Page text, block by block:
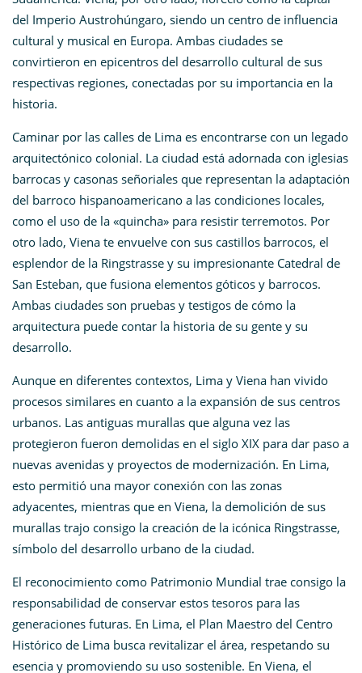
del Imperio Austrohúngaro, siendo un centro de influencia
cultural y musical en Europa. Ambas ciudades se
convirtieron en epicentros del desarrollo cultural de sus
respectivas regiones, conectadas por su importancia en la
historia.
Caminar por las calles de Lima es encontrarse con un legado
arquitectónico colonial. La ciudad está adornada con iglesias
barrocas y casonas señoriales que representan la adaptación
del barroco hispanoamericano a las condiciones locales,
como el uso de la «quincha» para resistir terremotos. Por
otro lado, Viena te envuelve con sus castillos barrocos, el
esplendor de la Ringstrasse y su impresionante Catedral de
San Esteban, que fusiona elementos góticos y barrocos.
Ambas ciudades son pruebas y testigos de cómo la
arquitectura puede contar la historia de su gente y su
desarrollo.
Aunque en diferentes contextos, Lima y Viena han vivido
procesos similares en cuanto a la expansión de sus centros
urbanos. Las antiguas murallas que alguna vez las
protegieron fueron demolidas en el siglo XIX para dar paso a
nuevas avenidas y proyectos de modernización. En Lima,
esto permitió una mayor conexión con las zonas
adyacentes, mientras que en Viena, la demolición de sus
murallas trajo consigo la creación de la icónica Ringstrasse,
símbolo del desarrollo urbano de la ciudad.
El reconocimiento como Patrimonio Mundial trae consigo la
responsabilidad de conservar estos tesoros para las
generaciones futuras. En Lima, el Plan Maestro del Centro
Histórico de Lima busca revitalizar el área, respetando su
esencia y promoviendo su uso sostenible. En Viena, el